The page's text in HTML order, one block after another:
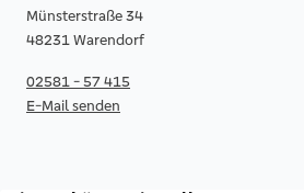
Münsterstraße 34
48231 Warendorf
02581 - 57 415
E-Mail senden